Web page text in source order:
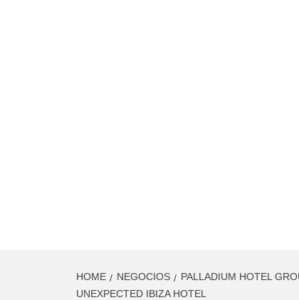
HOME NEGOCIOS
PALLADIUM HOTEL
UNEXPECTED IBIZA HOTEL